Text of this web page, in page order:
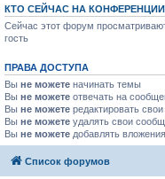
КТО СЕЙЧАС НА КОНФЕРЕНЦИИ
Сейчас этот форум
гость
ПРАВА ДОСТУПА
Вы не можете начинать темы
Вы не можете отвечать на
Вы не можете редактировать
Вы не можете удалять свои
Вы не можете добавлять вложения
Список форумов